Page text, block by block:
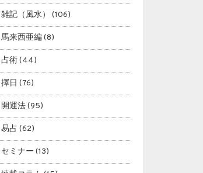
雑記（風水） (106)
馬来西亜編(8)
占術(44)
擇日 (76)
開運法(95)
易占 (62)
セミナー (13)